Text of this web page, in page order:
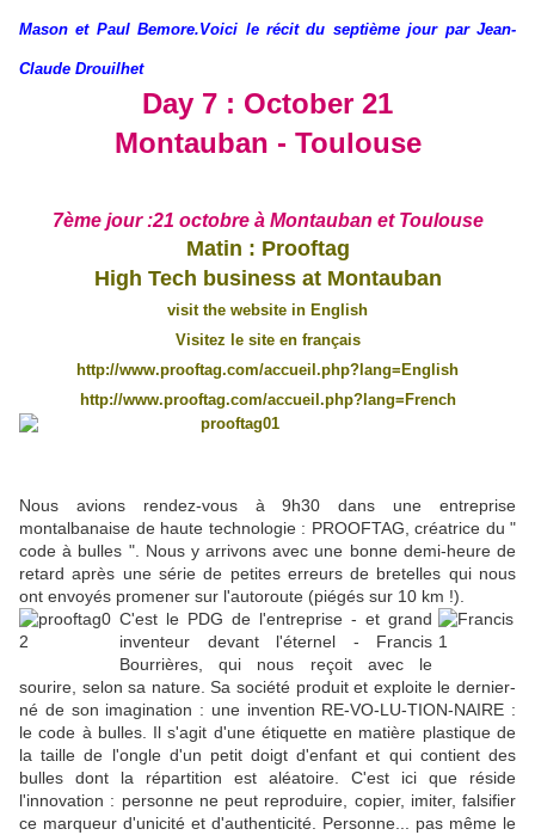
Mason et Paul Bemore.Voici le récit du septième jour par Jean-
Claude Drouilhet
Day 7 : October 21
Montauban - Toulouse
7ème jour :21 octobre à Montauban et Toulouse
Matin : Prooftag
High Tech business at Montauban
visit the website in English
Visitez le site en français
http://www.prooftag.com/accueil.php?lang=English
http://www.prooftag.com/accueil.php?lang=French
Nous avions rendez-vous à 9h30 dans une entreprise
montalbanaise de haute technologie : PROOFTAG, créatrice du "
code à bulles ". Nous y arrivons avec une bonne demi-heure de
retard après une série de petites erreurs de bretelles qui nous
ont envoyés promener sur l'autoroute (piégés sur 10 km !).
C'est le PDG de l'entreprise - et grand
inventeur devant l'éternel - Francis
Bourrières, qui nous reçoit avec le
sourire, selon sa nature. Sa société produit et exploite le dernier-
né de son imagination : une invention RE-VO-LU-TION-NAIRE :
le code à bulles. Il s'agit d'une étiquette en matière plastique de
la taille de l'ongle d'un petit doigt d'enfant et qui contient des
bulles dont la répartition est aléatoire. C'est ici que réside
l'innovation : personne ne peut reproduire, copier, imiter, falsifier
ce marqueur d'unicité et d'authenticité. Personne... pas même le